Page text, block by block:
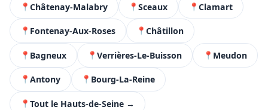
Châtenay-Malabry Sceaux Clamart
Fontenay-Aux-Roses Châtillon
Bagneux Verrières-Le-Buisson Meudon
Antony Bourg-La-Reine
Tout le Hauts-de-Seine →